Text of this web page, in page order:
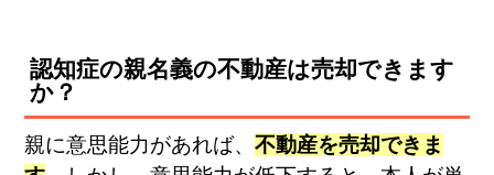
認知症の親名義の不動産は売却できます
か？
親に意思能力があれば、不動産を売却できま